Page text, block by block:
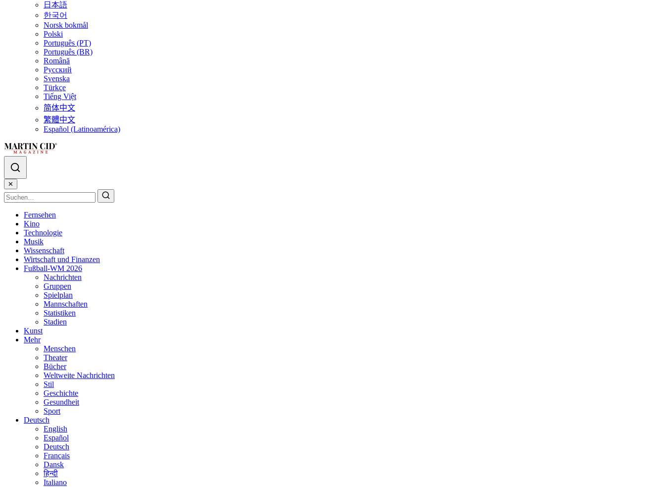
日本語
한국어
Norsk bokmål
Polski
Português (PT)
Português (BR)
Română
Русский
Svenska
Türkçe
Tiếng Việt
简体中文
繁體中文
Español (Latinoamérica)
✕
Fernsehen
Kino
Technologie
Musik
Wissenschaft
Wirtschaft und Finanzen
Fußball-WM 2026
Nachrichten
Gruppen
Spielplan
Mannschaften
Statistiken
Stadien
Kunst
Mehr
Menschen
Theater
Bücher
Weltweite Nachrichten
Stil
Geschichte
Gesundheit
Sport
Deutsch
English
Español
Deutsch
Français
Dansk
हिन्दी
Italiano